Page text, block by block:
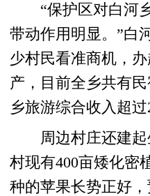
“保护区对白河乡
带动作用明显。”白
少村民看准商机，
产，目前全乡共有
乡旅游综合收入超过
周边村庄还建起
村现有400亩矮化密
种的苹果长势正好